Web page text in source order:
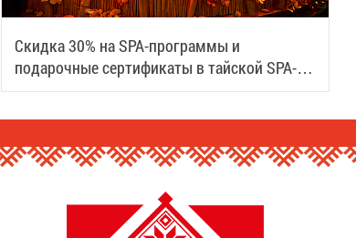
Скидка 30% на SPA-программы и
подарочные сертификаты в тайской SPA-
деревне Samui